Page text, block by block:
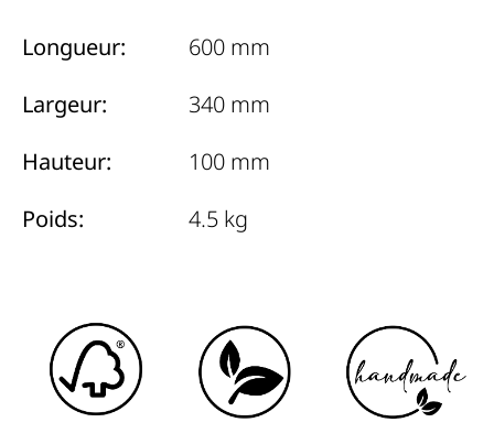
Longueur:
600 mm
Largeur:
340 mm
Hauteur:
100 mm
Poids:
4.5 kg